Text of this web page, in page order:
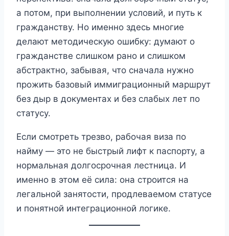
а потом, при выполнении условий, и путь к
гражданству. Но именно здесь многие
делают методическую ошибку: думают о
гражданстве слишком рано и слишком
абстрактно, забывая, что сначала нужно
прожить базовый иммиграционный маршрут
без дыр в документах и без слабых лет по
статусу.
Если смотреть трезво, рабочая виза по
найму — это не быстрый лифт к паспорту, а
нормальная долгосрочная лестница. И
именно в этом её сила: она строится на
легальной занятости, продлеваемом статусе
и понятной интеграционной логике.